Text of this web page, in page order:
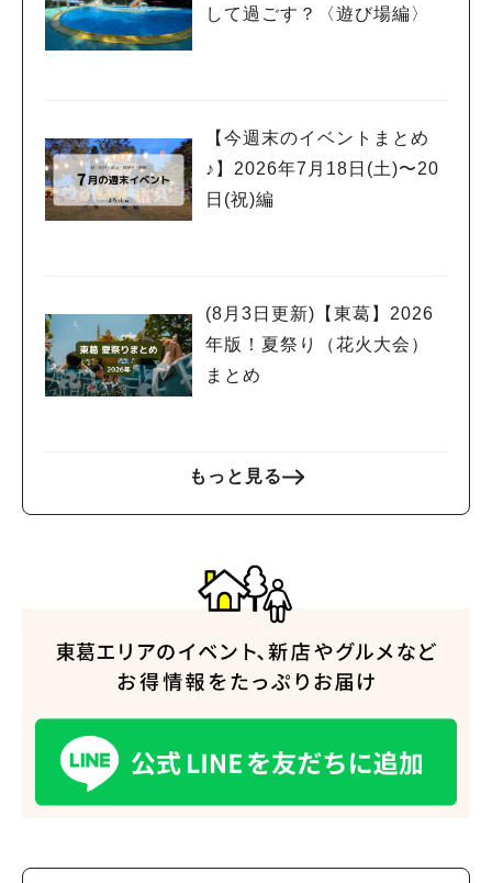
して過ごす？〈遊び場編〉
【今週末のイベントまとめ
♪】2026年7月18日(土)〜20
日(祝)編
(8月3日更新)【東葛】2026
年版！夏祭り（花火大会）
まとめ
もっと見る